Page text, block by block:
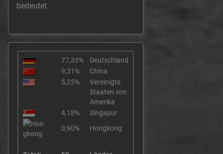
bedeutet.
77,33%
Deutschland
9,31%
China
5,25%
Vereinigte
Staaten von
Amerika
4,18%
Singapur
0,90%
Hongkong